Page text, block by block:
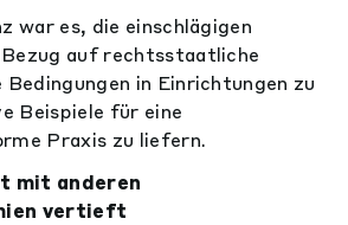
war es, die einschlägigen
auf rechtsstaatliche
Bedingungen in Einrichtungen zu
Beispiele für eine
Praxis zu liefern.
mit anderen
vertieft